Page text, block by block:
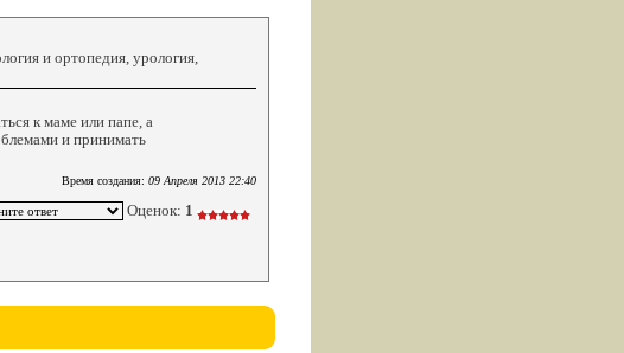
и ортопедия, урология,
к маме или папе, а
и принимать
Время создания: 09 Апреля 2013 22:40
Оценок: 1